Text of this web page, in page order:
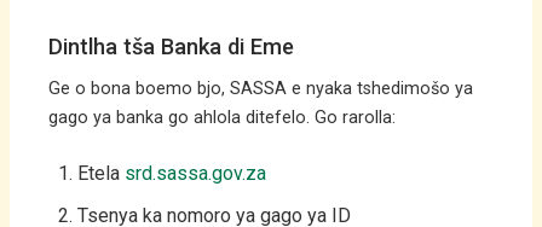
Dintlha tša Banka di Eme
Ge o bona boemo bjo, SASSA e nyaka tshedimošo ya
gago ya banka go ahlola ditefelo. Go rarolla:
Etela srd.sassa.gov.za
Tsenya ka nomoro ya gago ya ID